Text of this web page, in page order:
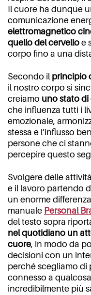
Il cuore ha dunque
comunicazione
elettromagnetico
quello del cervello e
corpo fino a una
Secondo il principio
il nostro corpo si
creiamo uno stato
che influenza tutti i
emozionale,
stessa e l’influsso
persone che ci
percepire questo
Svolgere delle
e il lavoro partendo
un enorme
manuale Personal
del testo sopra
nel quotidiano un
cuore, in modo da
decisioni con un
perché scegliamo di
connesso a
incredibilmente più